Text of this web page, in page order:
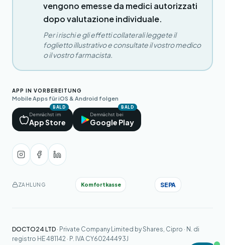
vengono emesse da medici autorizzati
dopo valutazione individuale.
Per i rischi e gli effetti collaterali leggete il
foglietto illustrativo e consultate il vostro medico
o il vostro farmacista.
APP IN VORBEREITUNG
Mobile Apps für iOS & Android folgen
BALD
Demnächst im
App Store
BALD
Demnächst bei
Google Play
ZAHLUNG Komfortkasse SEPA
DOCTO24 LTD · Private Company Limited by Shares, Cipro · N. di
registro HE 481142 · P. IVA CY60244493J